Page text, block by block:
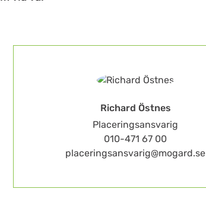
Richard Östnes
Placeringsansvarig
010-471 67 00
placeringsansvarig@mogard.se